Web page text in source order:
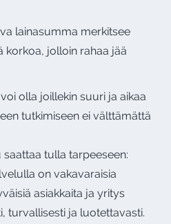
lainasumma merkitsee
korkoa, jolloin rahaa jää
olla joillekin suuri ja aikaa
tutkimiseen ei välttämättä
tulla tarpeeseen:
on vakavaraisia
asiakkaita ja yritys
turvallisesti ja luotettavasti.